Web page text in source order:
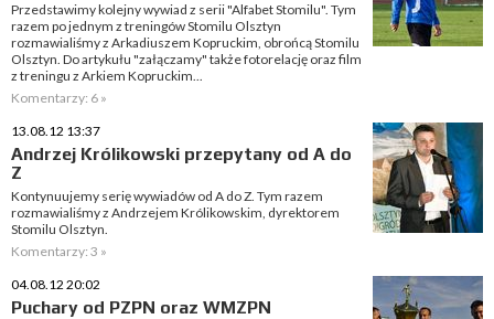
Przedstawimy kolejny wywiad z serii "Alfabet Stomilu". Tym
razem po jednym z treningów Stomilu Olsztyn
rozmawialiśmy z Arkadiuszem Kopruckim, obrońcą Stomilu
Olsztyn. Do artykułu "załączamy" także fotorelację oraz film
z treningu z Arkiem Kopruckim...
Komentarzy: 6 »
13.08.12 13:37
Andrzej Królikowski przepytany od A do
Z
Kontynuujemy serię wywiadów od A do Z. Tym razem
rozmawialiśmy z Andrzejem Królikowskim, dyrektorem
Stomilu Olsztyn.
Komentarzy: 3 »
04.08.12 20:02
Puchary od PZPN oraz WMZPN